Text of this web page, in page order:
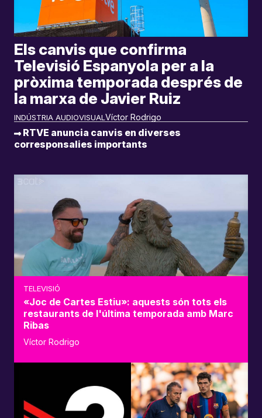
INDÚSTRIA AUDIOVISUAL
Els canvis que confirma
Televisió Espanyola per a la
pròxima temporada després de
la marxa de Javier Ruiz
Víctor Rodrigo
RTVE anuncia canvis en diverses
corresponsalies importants
TELEVISIÓ
«Joc de Cartes Estiu»: aquests són tots els
restaurants de l'última temporada amb Marc
Ribas
Víctor Rodrigo